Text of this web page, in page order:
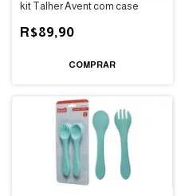
kit Talher Avent com case
R$89,90